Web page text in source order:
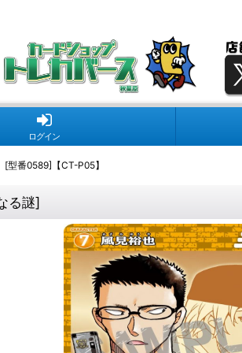
ログイン
[型番0589]【CT-P05】
る謎]